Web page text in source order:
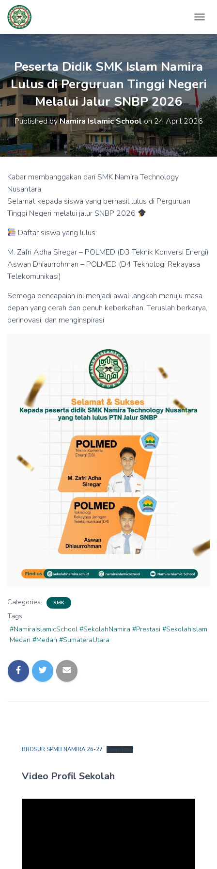
O
G
G
L
E
A
I
G
A
T
I
O
Peserta Didik SMK Islam Namira
Lulus di Perguruan Tinggi Negeri
Melalui Jalur SNBP 2026
Published byNamira Islamic Schoolon24 April 2026
Kabar membanggakan dari SMK Namira Technology
Nusantara
Selamat kepada siswa yang berhasil lulus di Perguruan
Tinggi Negeri melalui jalur SNBP 2026
Daftar siswa yang lulus:
M. Zafri Adha Siregar – POLMED (D3 Teknik Konversi Energi)
Aswan Dhiaurrohman – POLMED (D4 Teknologi Rekayasa
Telekomunikasi)
Semoga pencapaian ini menjadi awal langkah menuju masa
depan yang cerah dan penuh keberkahan. Teruslah berkarya,
berinovasi, dan menginspirasi
Categories: SMK
Tags:
#NamiraIslamicSchool #SekolahNamira #Prestasi #SekolahIslam
Medan #Medan #SumateraUtara
BROSUR SPMB NAMIRA 26-27 Download
Video Profil Sekolah